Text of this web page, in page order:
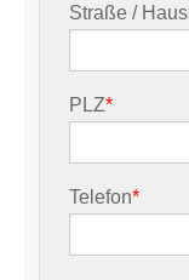
Straße /
PLZ*
Telefon*